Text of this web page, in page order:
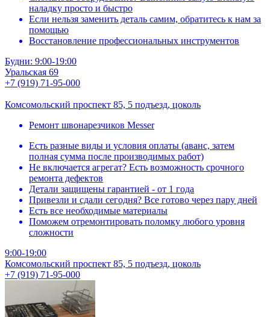
наладку просто и быстро
Если нельзя заменить деталь самим, обратитесь к нам за
помощью
Восстановление профессиональных инструментов
Будни: 9:00-19:00
Уральская 69
+7 (919) 71-95-000
Комсомольский проспект 85, 5 подъезд, цоколь
Ремонт швонарезчиков Messer
Есть разные виды и условия оплаты (аванс, затем
полная сумма после производимых работ)
Не включается агрегат? Есть возможность срочного
ремонта дефектов
Детали защищены гарантией - от 1 года
Привезли и сдали сегодня? Все готово через пару дней
Есть все необходимые материалы
Поможем отремонтировать поломку любого уровня
сложности
9:00-19:00
Комсомольский проспект 85, 5 подъезд, цоколь
+7 (919) 71-95-000